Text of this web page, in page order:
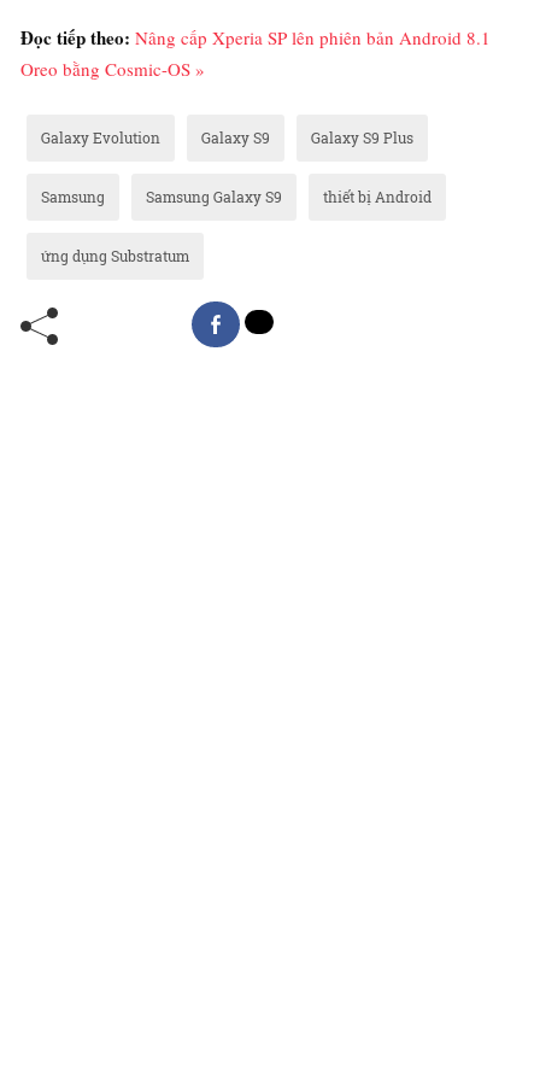
Đọc tiếp theo: Nâng cấp Xperia SP lên phiên bản Android 8.1
Oreo bằng Cosmic-OS »
Galaxy Evolution Galaxy S9 Galaxy S9 Plus
Samsung Samsung Galaxy S9 thiết bị Android
ứng dụng Substratum